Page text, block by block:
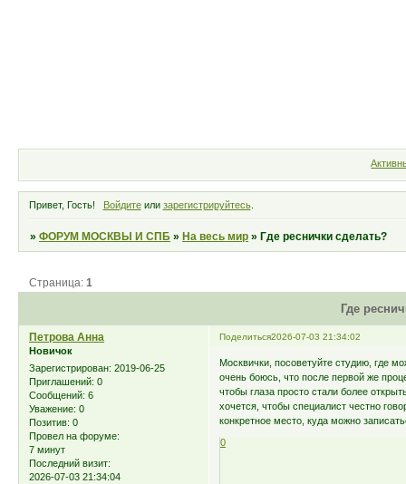
Привет, Гость! Войдитеили зарегистрируйтесь.
»ФОРУМ МОСКВЫ И СПБ »На весь мир »Где реснички сделать?
Где
Страница:1
Поделиться2026-07-03 21:34:02
Петрова Анна
Новичок
Зарегистрирован: 2019-06-25
Приглашений: 0
Сообщений: 6
Уважение: 0
Позитив: 0
Провел на форуме:
7 минут
Последний визит:
2026-07-03 21:34:04
Москвички, посоветуйте студию, где
очень боюсь, что после первой же
чтобы глаза просто стали более
хочется, чтобы специалист честно
конкретное место, куда можно
0